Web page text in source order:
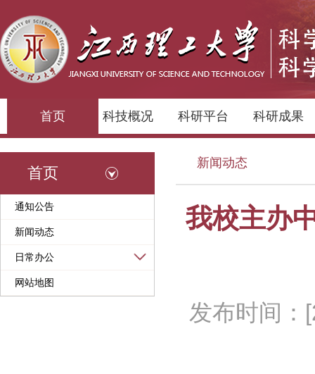
首页 科技概况 科研平台 科研成果
首页
通知公告
新闻动态
日常办公
网站地图
新闻动态
我校主办
发布时间：